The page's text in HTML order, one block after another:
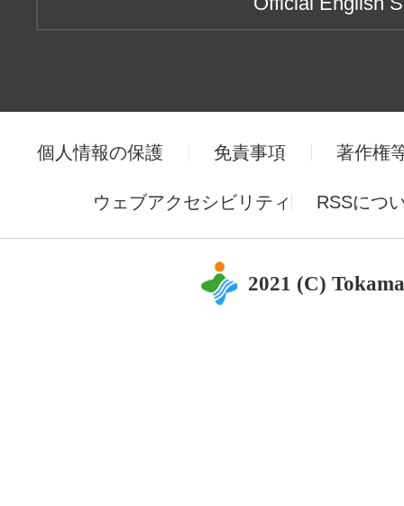
個人情報の保護 免責事項 著作権
ウェブアクセシビリティ RSSにつ
2021 (C)